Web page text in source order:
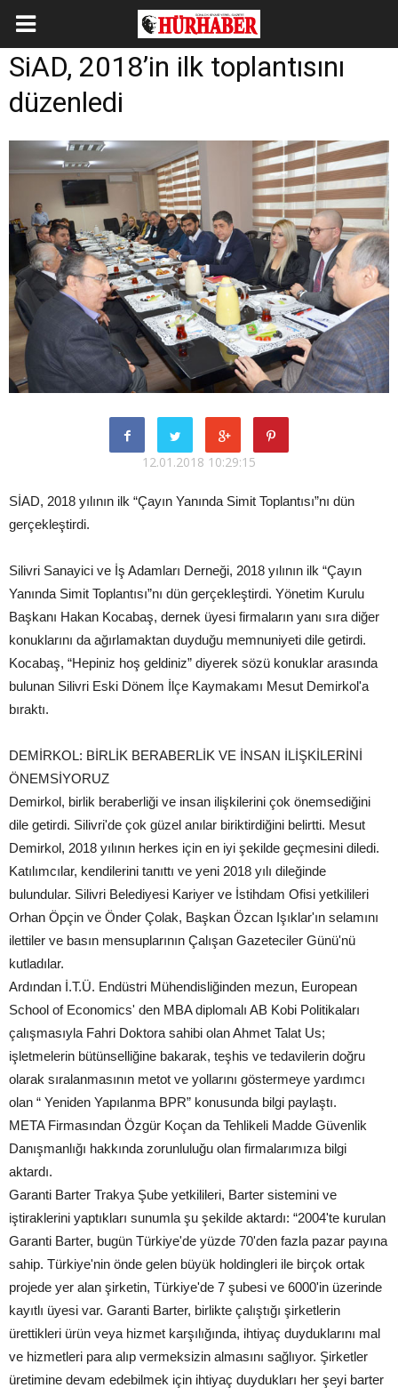
SiAD, 2018’in ilk toplantısını
düzenledi
12.01.2018 10:29:15
SİAD, 2018 yılının ilk “Çayın Yanında Simit Toplantısı”nı dün
gerçekleştirdi.
Silivri Sanayici ve İş Adamları Derneği, 2018 yılının ilk “Çayın
Yanında Simit Toplantısı”nı dün gerçekleştirdi. Yönetim Kurulu
Başkanı Hakan Kocabaş, dernek üyesi firmaların yanı sıra diğer
konuklarını da ağırlamaktan duyduğu memnuniyeti dile getirdi.
Kocabaş, “Hepiniz hoş geldiniz” diyerek sözü konuklar arasında
bulunan Silivri Eski Dönem İlçe Kaymakamı Mesut Demirkol'a
bıraktı.
DEMİRKOL: BİRLİK BERABERLİK VE İNSAN İLİŞKİLERİNİ
ÖNEMSİYORUZ
Demirkol, birlik beraberliği ve insan ilişkilerini çok önemsediğini
dile getirdi. Silivri'de çok güzel anılar biriktirdiğini belirtti. Mesut
Demirkol, 2018 yılının herkes için en iyi şekilde geçmesini diledi.
Katılımcılar, kendilerini tanıttı ve yeni 2018 yılı dileğinde
bulundular. Silivri Belediyesi Kariyer ve İstihdam Ofisi yetkilileri
Orhan Öpçin ve Önder Çolak, Başkan Özcan Işıklar'ın selamını
ilettiler ve basın mensuplarının Çalışan Gazeteciler Günü'nü
kutladılar.
Ardından İ.T.Ü. Endüstri Mühendisliğinden mezun, European
School of Economics' den MBA diplomalı AB Kobi Politikaları
çalışmasıyla Fahri Doktora sahibi olan Ahmet Talat Us;
işletmelerin bütünselliğine bakarak, teşhis ve tedavilerin doğru
olarak sıralanmasının metot ve yollarını göstermeye yardımcı
olan “ Yeniden Yapılanma BPR” konusunda bilgi paylaştı.
META Firmasından Özgür Koçan da Tehlikeli Madde Güvenlik
Danışmanlığı hakkında zorunluluğu olan firmalarımıza bilgi
aktardı.
Garanti Barter Trakya Şube yetkilileri, Barter sistemini ve
iştiraklerini yaptıkları sunumla şu şekilde aktardı: “2004'te kurulan
Garanti Barter, bugün Türkiye'de yüzde 70'den fazla pazar payına
sahip. Türkiye'nin önde gelen büyük holdingleri ile birçok ortak
projede yer alan şirketin, Türkiye'de 7 şubesi ve 6000'in üzerinde
kayıtlı üyesi var. Garanti Barter, birlikte çalıştığı şirketlerin
ürettikleri ürün veya hizmet karşılığında, ihtiyaç duyduklarını mal
ve hizmetleri para alıp vermeksizin almasını sağlıyor. Şirketler
üretimine devam edebilmek için ihtiyaç duydukları her şeyi barter